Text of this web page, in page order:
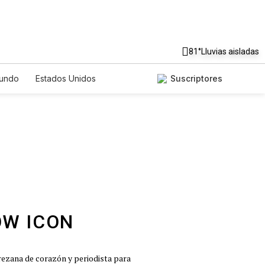
81°Lluvias aisladas
Estados Unidos
Suscriptores
de corazón y periodista para